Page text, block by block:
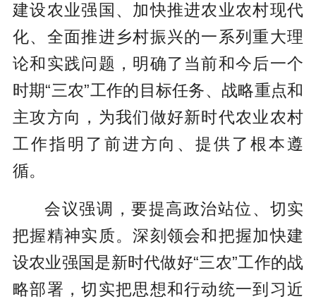
建设农业强国、加快推进农业农村现代
化、全面推进乡村振兴的一系列重大理
论和实践问题，明确了当前和今后一个
时期“三农”工作的目标任务、战略重点和
主攻方向，为我们做好新时代农业农村
工作指明了前进方向、提供了根本遵
循。
会议强调，要提高政治站位、切实
把握精神实质。深刻领会和把握加快建
设农业强国是新时代做好“三农”工作的战
略部署，切实把思想和行动统一到 习近